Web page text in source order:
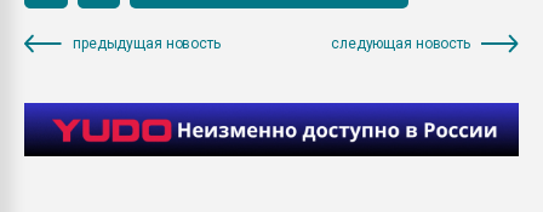
предыдущая новость следующая новость